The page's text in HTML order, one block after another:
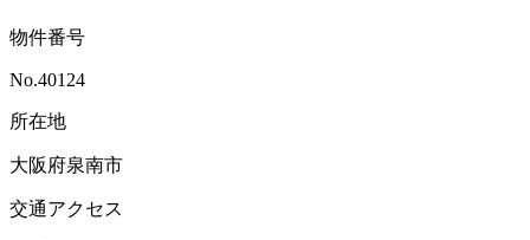
物件番号
No.40124
所在地
大阪府泉南市
交通アクセス